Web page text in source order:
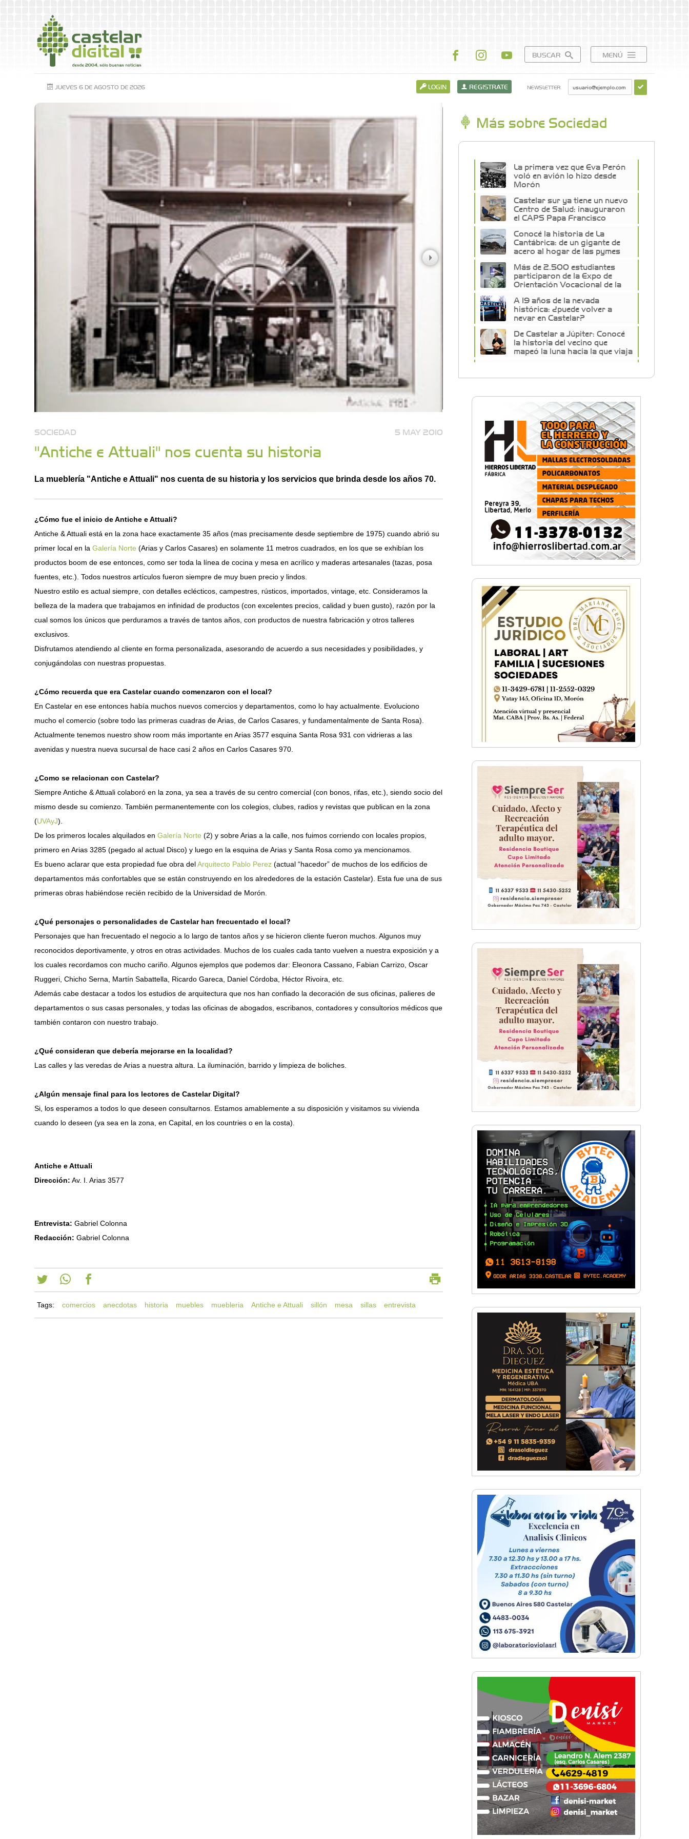
BUSCAR MENÚ
JUEVES 6 DE AGOSTO DE 2026 LOGIN REGISTRATE NEWSLETTER
SOCIEDAD 5 MAY 2010
"Antiche e Attuali" nos cuenta su historia
La mueblería "Antiche e Attuali" nos cuenta de su historia y los servicios que brinda desde los años 70.
¿Cómo fue el inicio de Antiche e Attuali?
Antiche & Attuali está en la zona hace exactamente 35 años (mas precisamente desde septiembre de 1975) cuando abrió su
primer local en laGalería Norte (Arias y Carlos Casares) en solamente 11 metros cuadrados, en los que se exhibían los
productos boom de ese entonces, como ser toda la línea de cocina y mesa en acrílico y maderas artesanales (tazas, posa
fuentes, etc.). Todos nuestros artículos fueron siempre de muy buen precio y lindos.
Nuestro estilo es actual siempre, con detalles eclécticos, campestres, rústicos, importados, vintage, etc. Consideramos la
belleza de la madera que trabajamos en infinidad de productos (con excelentes precios, calidad y buen gusto), razón por la
cual somos los únicos que perduramos a través de tantos años, con productos de nuestra fabricación y otros talleres
exclusivos.
Disfrutamos atendiendo al cliente en forma personalizada, asesorando de acuerdo a sus necesidades y posibilidades, y
conjugándolas con nuestras propuestas.
¿Cómo recuerda que era Castelar cuando comenzaron con el local?
En Castelar en ese entonces había muchos nuevos comercios y departamentos, como lo hay actualmente. Evoluciono
mucho el comercio (sobre todo las primeras cuadras de Arias, de Carlos Casares, y fundamentalmente de Santa Rosa).
Actualmente tenemos nuestro show room más importante en Arias 3577 esquina Santa Rosa 931 con vidrieras a las
avenidas y nuestra nueva sucursal de hace casi 2 años en Carlos Casares 970.
¿Como se relacionan con Castelar?
Siempre Antiche & Attuali colaboró en la zona, ya sea a través de su centro comercial (con bonos, rifas, etc.), siendo socio del
mismo desde su comienzo. También permanentemente con los colegios, clubes, radios y revistas que publican en la zona
(UVAyJ).
De los primeros locales alquilados enGalería Norte (2) y sobre Arias a la calle, nos fuimos corriendo con locales propios,
primero en Arias 3285 (pegado al actual Disco) y luego en la esquina de Arias y Santa Rosa como ya mencionamos.
Es bueno aclarar que esta propiedad fue obra delArquitecto Pablo Perez (actual “hacedor” de muchos de los edificios de
departamentos más confortables que se están construyendo en los alrededores de la estación Castelar). Esta fue una de sus
primeras obras habiéndose recién recibido de la Universidad de Morón.
¿Qué personajes o personalidades de Castelar han frecuentado el local?
Personajes que han frecuentado el negocio a lo largo de tantos años y se hicieron cliente fueron muchos. Algunos muy
reconocidos deportivamente, y otros en otras actividades. Muchos de los cuales cada tanto vuelven a nuestra exposición y a
los cuales recordamos con mucho cariño. Algunos ejemplos que podemos dar: Eleonora Cassano, Fabian Carrizo, Oscar
Ruggeri, Chicho Serna, Martín Sabattella, Ricardo Gareca, Daniel Córdoba, Héctor Rivoira, etc.
Además cabe destacar a todos los estudios de arquitectura que nos han confiado la decoración de sus oficinas, palieres de
departamentos o sus casas personales, y todas las oficinas de abogados, escribanos, contadores y consultorios médicos que
también contaron con nuestro trabajo.
¿Qué consideran que debería mejorarse en la localidad?
Las calles y las veredas de Arias a nuestra altura. La iluminación, barrido y limpieza de boliches.
¿Algún mensaje final para los lectores de Castelar Digital?
Si, los esperamos a todos lo que deseen consultarnos. Estamos amablemente a su disposición y visitamos su vivienda
cuando lo deseen (ya sea en la zona, en Capital, en los countries o en la costa).
Antiche e Attuali
Dirección: Av. I. Arias 3577
Entrevista: Gabriel Colonna
Redacción: Gabriel Colonna
Tags: comercios anecdotas historia muebles muebleria Antiche e Attuali sillón mesa sillas entrevista
Más sobre Sociedad
La primera vez que Eva Perón
voló en avión lo hizo desde
Morón
Castelar sur ya tiene un nuevo
Centro de Salud: inauguraron
el CAPS Papa Francisco
Conocé la historia de La
Cantábrica: de un gigante de
acero al hogar de las pymes
Más de 2.500 estudiantes
participaron de la Expo de
Orientación Vocacional de la
A 19 años de la nevada
histórica: ¿puede volver a
nevar en Castelar?
De Castelar a Júpiter: Conocé
la historia del vecino que
mapeó la luna hacia la que viaja
décadas de odontología en
Emiliano Brancciari inauguró
"El Banquito de Norita", el
nuevo ciclo cultural de la Casa
Museo Nora Cortiñas
No funcionará el Ferrocarril
Sarmiento por cuatro días
¡Sí, prometo! Miles de
estudiantes de Morón
prometieron lealtad a la
bandera
Empresas, emprendedores y
cultura se reunieron en Expo
Morón Se Muestra
Empezá a estudiar en agosto:
la Universidad de Morón abrió
las inscripciones para el
segundo cuatrimestre